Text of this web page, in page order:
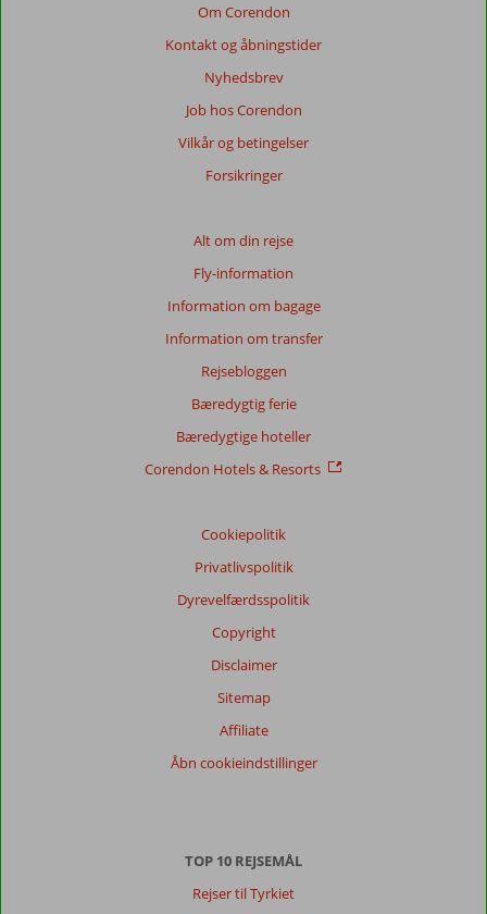
Om Corendon
Kontakt og åbningstider
Nyhedsbrev
Job hos Corendon
Vilkår og betingelser
Forsikringer
Alt om din rejse
Fly-information
Information om bagage
Information om transfer
Rejsebloggen
Bæredygtig ferie
Bæredygtige hoteller
Corendon Hotels & Resorts
Cookiepolitik
Privatlivspolitik
Dyrevelfærdsspolitik
Copyright
Disclaimer
Sitemap
Affiliate
Åbn cookieindstillinger
TOP 10 REJSEMÅL
Rejser til Tyrkiet